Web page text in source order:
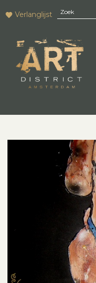
Verlanglijst